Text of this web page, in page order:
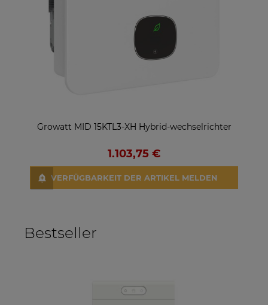
Growatt MID 15KTL3-XH Hybrid-wechselrichter
1.103,75 €
VERFÜGBARKEIT DER ARTIKEL MELDEN
Bestseller